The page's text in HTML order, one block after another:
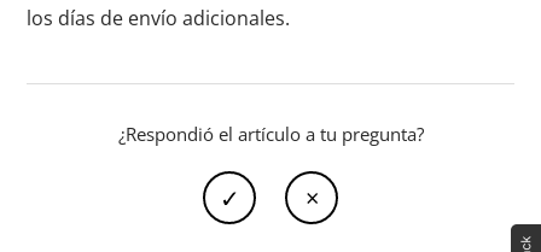
los días de envío adicionales.
¿Respondió el artículo a tu pregunta?